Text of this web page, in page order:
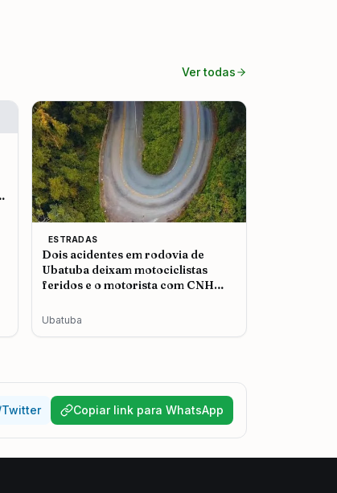
Ver todas
ESTRADAS
Dois acidentes em rodovia de
Ubatuba deixam motociclistas
feridos e o motorista com CNH
Ubatuba
Twitter Copiar link para WhatsApp